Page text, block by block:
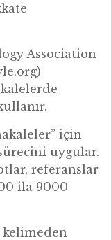
Association
için
uygular.
referanslar
ila 9000